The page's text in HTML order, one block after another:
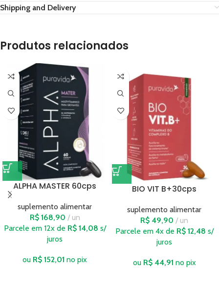
Shipping and Delivery
Produtos relacionados
ALPHA MASTER 60cps
suplemento alimentar
R$168,90
un
Parcele em 12x de R$14,08 s/
juros
ou R$ 152,01 no pix
BIO VIT B+30cps
suplemento alimentar
R$ 49,90
un
Parcele em 4x de R$12,48 s/
juros
ou R$44,91 no pix